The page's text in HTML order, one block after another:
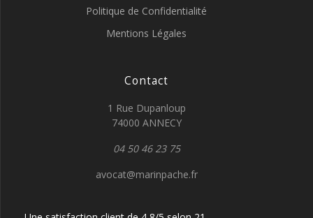
Politique de Confidentialité
Mentions Légales
Contact
1 Rue Dupanloup
74000 ANNECY
04 50 46 23 75
avocat@marinpache.fr